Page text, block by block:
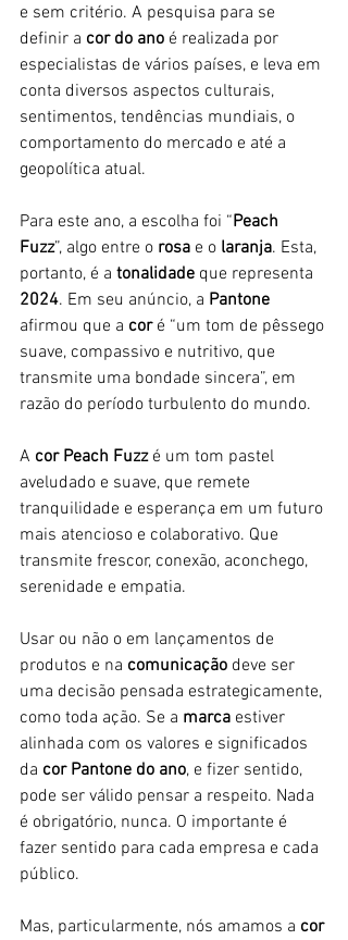
e sem critério. A pesquisa para se
definir a cor do ano é realizada por
especialistas de vários países, e leva em
conta diversos aspectos culturais,
sentimentos, tendências mundiais, o
comportamento do mercado e até a
geopolítica atual.
Para este ano, a escolha foi “Peach
Fuzz”, algo entre o rosa e o laranja. Esta,
portanto, é a tonalidade que representa
2024. Em seu anúncio, a Pantone
afirmou que a cor é “um tom de pêssego
suave, compassivo e nutritivo, que
transmite uma bondade sincera”, em
razão do período turbulento do mundo.
A cor Peach Fuzz é um tom pastel
aveludado e suave, que remete
tranquilidade e esperança em um futuro
mais atencioso e colaborativo. Que
transmite frescor, conexão, aconchego,
serenidade e empatia.
Usar ou não o em lançamentos de
produtos e na comunicação deve ser
uma decisão pensada estrategicamente,
como toda ação. Se a marca estiver
alinhada com os valores e significados
da cor Pantone do ano, e fizer sentido,
pode ser válido pensar a respeito. Nada
é obrigatório, nunca. O importante é
fazer sentido para cada empresa e cada
público.
Mas, particularmente, nós amamos a cor